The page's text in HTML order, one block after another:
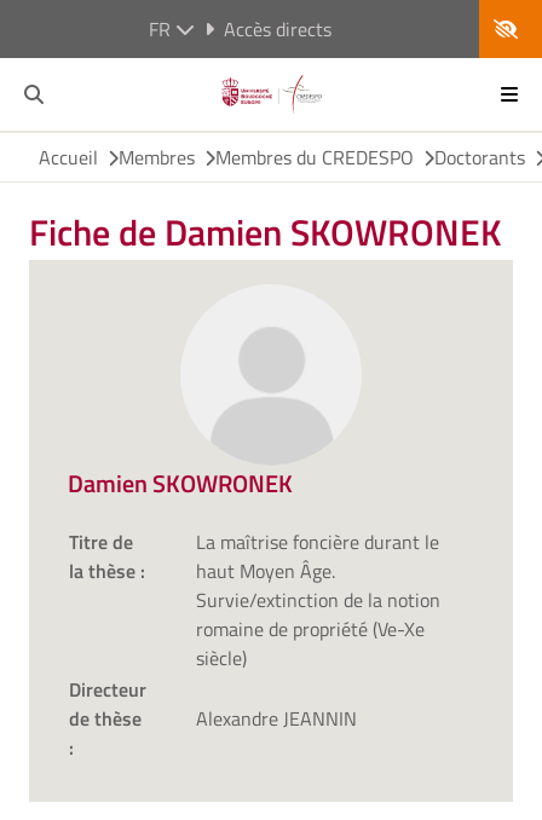
FR Accès directs
Accueil Membres Membres du CREDESPO Doctorants
Fiche de Damien SKOWRONEK
Damien SKOWRONEK
Titre de
la thèse :
La maîtrise foncière durant le
haut Moyen Âge.
Survie/extinction de la notion
romaine de propriété (Ve-Xe
siècle)
Directeur
de thèse
:
Alexandre JEANNIN